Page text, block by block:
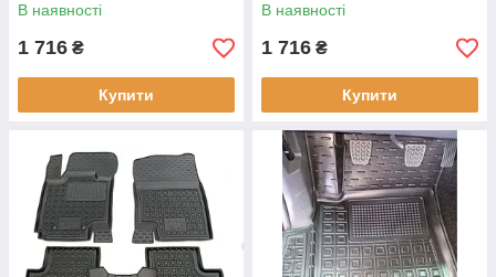
В наявності
1 716 ₴
Купити
В наявності
1 716 ₴
Купити